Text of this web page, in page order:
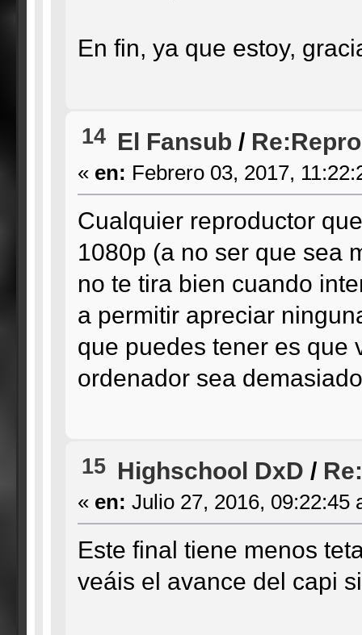
En fin, ya que estoy,
14 El Fansub /
« en: Febrero 03, 2017,
Cualquier reproductor
1080p (a no ser que sea
no te tira bien cuando
a permitir apreciar
que puedes tener es que
ordenador sea
15 Highschool DxD /
« en: Julio 27, 2016, 09:22:45
Este final tiene menos
veáis el avance del capi